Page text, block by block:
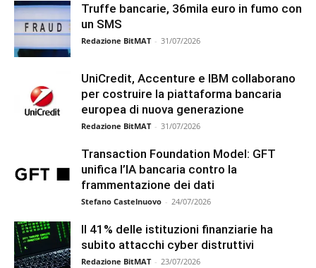
Truffe bancarie, 36mila euro in fumo con
un SMS
Redazione BitMAT - 31/07/2026
UniCredit, Accenture e IBM collaborano
per costruire la piattaforma bancaria
europea di nuova generazione
Redazione BitMAT - 31/07/2026
Transaction Foundation Model: GFT
unifica l’IA bancaria contro la
frammentazione dei dati
Stefano Castelnuovo - 24/07/2026
Il 41% delle istituzioni finanziarie ha
subito attacchi cyber distruttivi
Redazione BitMAT - 23/07/2026